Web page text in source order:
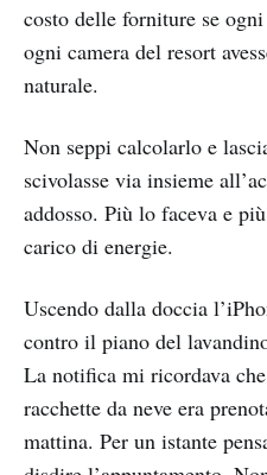
costo delle forniture se
ogni camera del resort
naturale.
Non seppi calcolarlo e
scivolasse via insieme
addosso. Più lo faceva e
carico di energie.
Uscendo dalla doccia
contro il piano del
La notifica mi ricordava
racchette da neve era
mattina. Per un istante